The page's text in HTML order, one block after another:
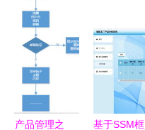
产品管理之
基于SSM框